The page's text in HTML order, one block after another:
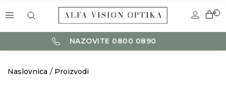
0
NAZOVITE 0800 0890
Naslovnica Proizvodi